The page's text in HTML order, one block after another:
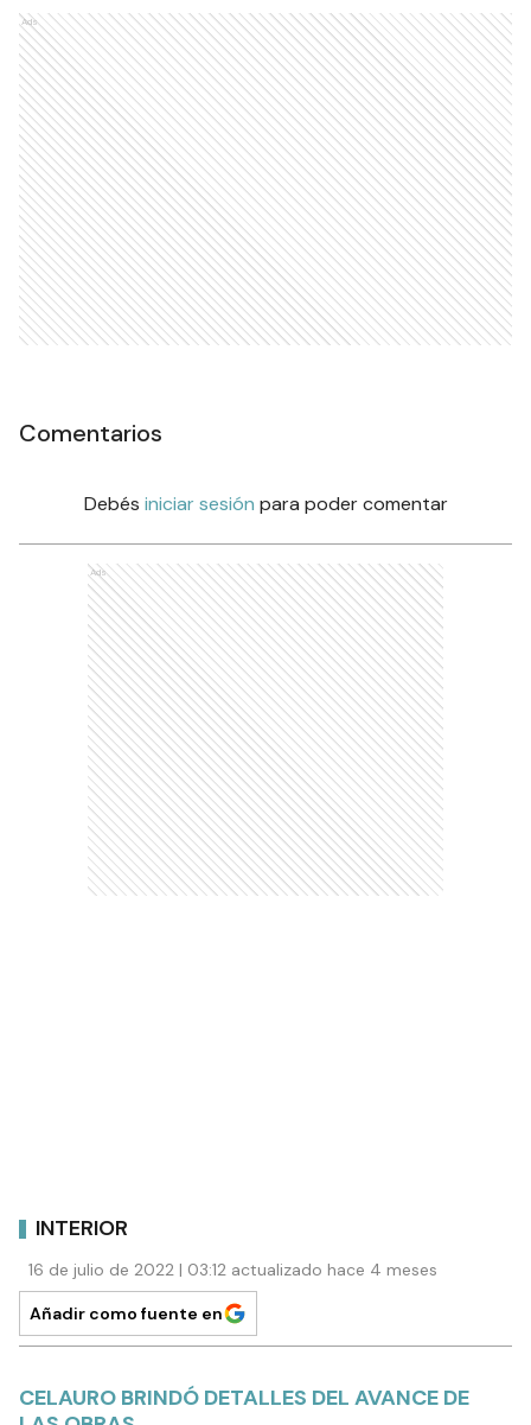
Ads
Comentarios
Debés iniciar sesión para poder comentar
Ads
INTERIOR
16 de julio de 2022 | 03:12 actualizado hace 4 meses
Añadir como fuente en
CELAURO BRINDÓ DETALLES DEL AVANCE DE